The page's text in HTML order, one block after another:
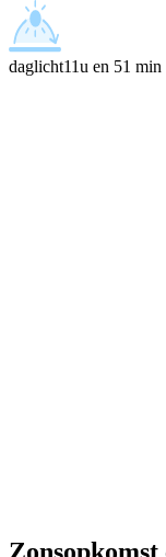
daglicht11u en 51 min